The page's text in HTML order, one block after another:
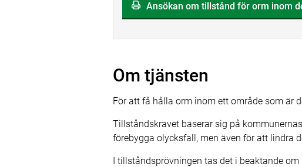
Ansökan om tillstånd för orm inom
Om tjänsten
För att få hålla orm inom ett område som är
Tillståndskravet baserar sig på
förebygga olycksfall, men även för att lindra
I tillståndsprövningen tas det i beaktande